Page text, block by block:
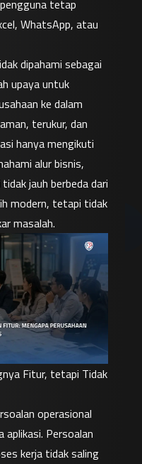
tetap
WhatsApp, atau
dipahami sebagai
upaya untuk
ke dalam
terukur, dan
hanya mengikuti
alur bisnis,
jauh berbeda dari
modern, tetapi tidak
masalah.
Fitur, tetapi Tidak
operasional
aplikasi. Persoalan
kerja tidak saling